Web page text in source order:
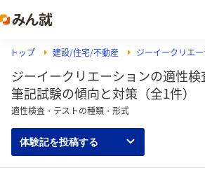
トップ 建設/住宅/不動産 ジーイークリエ
ジーイークリエーションの適性検
筆記試験の傾向と対策（全1件）
適性検査・テストの種類・形式
体験記を投稿する